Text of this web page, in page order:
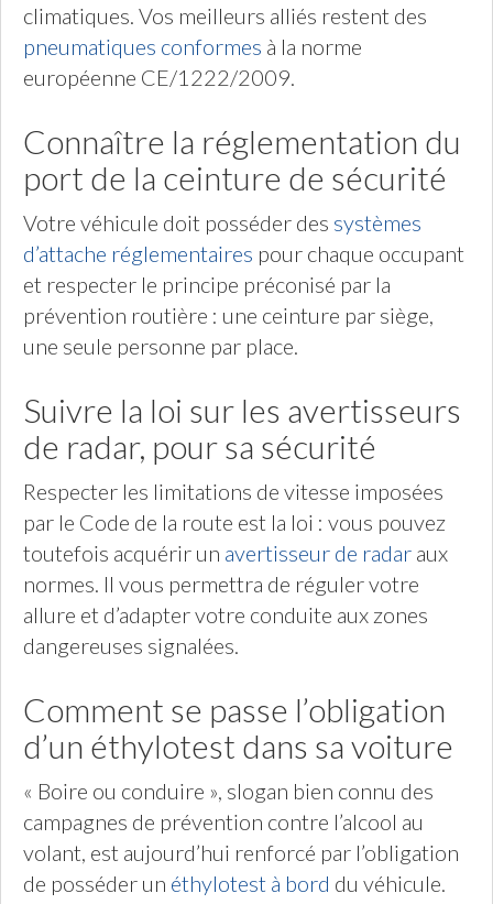
climatiques. Vos meilleurs alliés restent des
pneumatiques conformes à la norme
européenne CE/1222/2009.
Connaître la réglementation du
port de la ceinture de sécurité
Votre véhicule doit posséder des systèmes
d’attache réglementaires pour chaque occupant
et respecter le principe préconisé par la
prévention routière : une ceinture par siège,
une seule personne par place.
Suivre la loi sur les avertisseurs
de radar, pour sa sécurité
Respecter les limitations de vitesse imposées
par le Code de la route est la loi : vous pouvez
toutefois acquérir un avertisseur de radar aux
normes. Il vous permettra de réguler votre
allure et d’adapter votre conduite aux zones
dangereuses signalées.
Comment se passe l’obligation
d’un éthylotest dans sa voiture
« Boire ou conduire », slogan bien connu des
campagnes de prévention contre l’alcool au
volant, est aujourd’hui renforcé par l’obligation
de posséder un éthylotest à bord du véhicule.